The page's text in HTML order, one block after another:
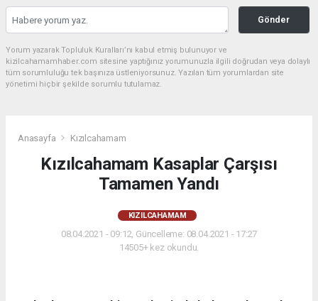
Gönder
Yorum yazarak Topluluk Kuralları’nı kabul etmiş bulunuyor ve
kizilcahamamhaber.com sitesine yaptığınız yorumunuzla ilgili doğrudan veya dolaylı
tüm sorumluluğu tek başınıza üstleniyorsunuz. Yazılan tüm yorumlardan site
yönetimi hiçbir şekilde sorumlu tutulamaz.
Anasayfa Kızılcahamam
Kızılcahamam Kasaplar Çarşısı
Tamamen Yandı
KIZILCAHAMAM
08.04.2021 - 09:12, Güncelleme: 08.04.2021 - 17:27
14505+ kez okundu.